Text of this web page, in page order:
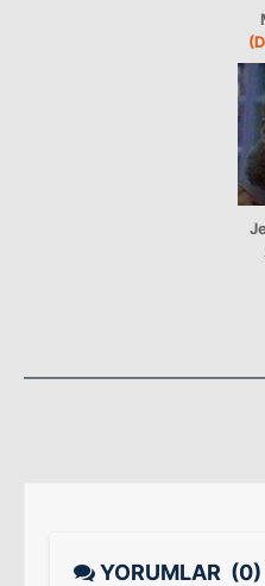
YORUMLAR (0)